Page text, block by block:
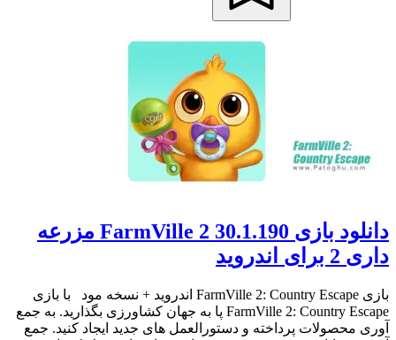
دانلود بازی FarmVille 2 30.1.190 مزرعه
داری 2 برای اندروید
بازی FarmVille 2: Country Escape اندروید + نسخه مود با بازی
FarmVille 2: Country Escape پا به جهان کشاورزی بگذارید. به جمع
آوری محصولات پرداخته و دستورالعمل های جدید ایجاد کنید. جمع